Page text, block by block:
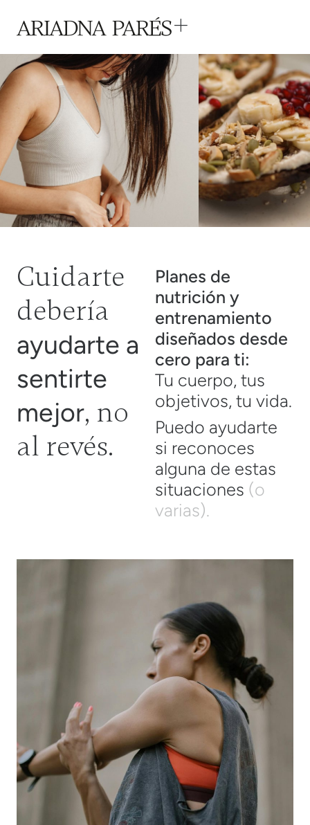
Cuidarte
debería
ayudarte a
sentirte
mejor, no
al revés.
Planes de
nutrición y
entrenamiento
diseñados desde
cero para ti:
Tu cuerpo, tus
objetivos, tu vida.
Puedo ayudarte
si reconoces
alguna de estas
situaciones (o
varias).